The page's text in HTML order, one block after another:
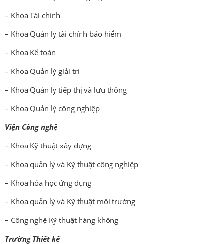
– Khoa Tài chính
– Khoa Quản lý tài chính bảo hiểm
– Khoa Kế toán
– Khoa Quản lý giải trí
– Khoa Quản lý tiếp thị và lưu thông
– Khoa Quản lý công nghiệp
Viện Công nghệ
– Khoa Kỹ thuật xây dựng
– Khoa quản lý và Kỹ thuật công nghiệp
– Khoa hóa học ứng dụng
– Khoa quản lý và Kỹ thuật môi trường
– Công nghệ Kỹ thuật hàng không
Trường Thiết kế